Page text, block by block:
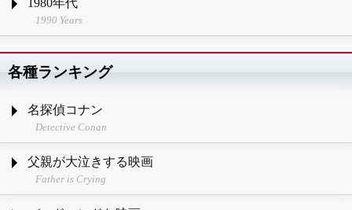
1980年代
1990 Years
各種ランキング
名探偵コナン
Detective Conan
父親が大泣きする映画
Father is Crying